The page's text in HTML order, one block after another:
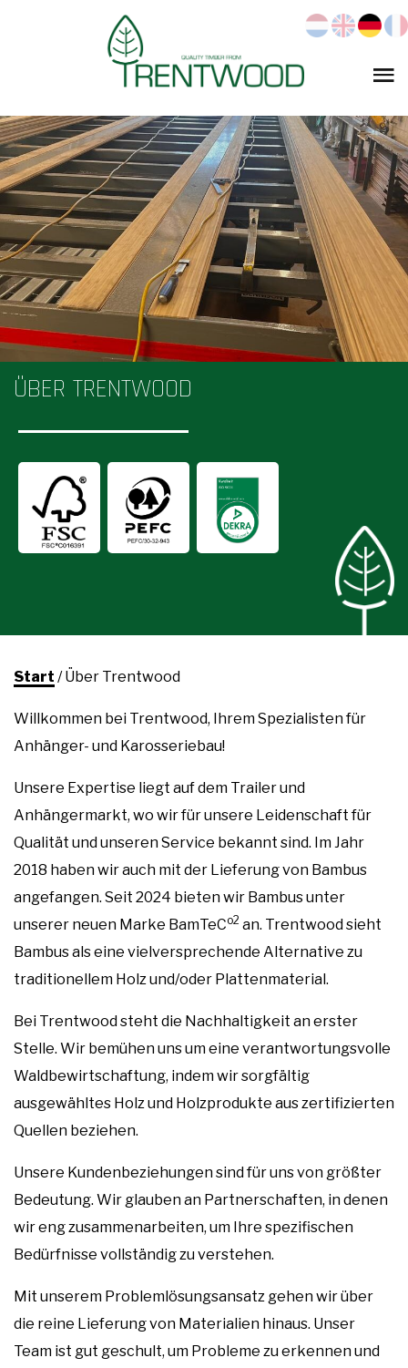
ÜBER TRENTWOOD
Start /Über Trentwood
Willkommen bei Trentwood, Ihrem Spezialisten für
Anhänger- und Karosseriebau!
Unsere Expertise liegt auf dem Trailer und
Anhängermarkt, wo wir für unsere Leidenschaft für
Qualität und unseren Service bekannt sind. Im Jahr
2018 haben wir auch mit der Lieferung von Bambus
angefangen. Seit 2024 bieten wir Bambus unter
unserer neuen Marke BamTeCo2 an. Trentwood sieht
Bambus als eine vielversprechende Alternative zu
traditionellem Holz und/oder Plattenmaterial.
Bei Trentwood steht die Nachhaltigkeit an erster
Stelle. Wir bemühen uns um eine verantwortungsvolle
Waldbewirtschaftung, indem wir sorgfältig
ausgewähltes Holz und Holzprodukte aus zertifizierten
Quellen beziehen.
Unsere Kundenbeziehungen sind für uns von größter
Bedeutung. Wir glauben an Partnerschaften, in denen
wir eng zusammenarbeiten, um Ihre spezifischen
Bedürfnisse vollständig zu verstehen.
Mit unserem Problemlösungsansatz gehen wir über
die reine Lieferung von Materialien hinaus. Unser
Team ist gut geschult, um Probleme zu erkennen und